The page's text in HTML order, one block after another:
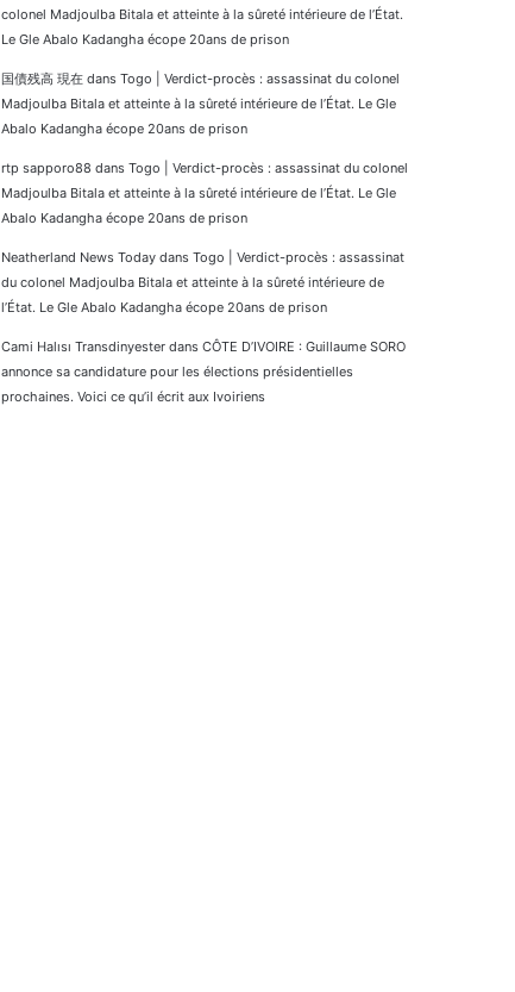
colonel Madjoulba Bitala et atteinte à la sûreté intérieure de l’État.
Le Gle Abalo Kadangha écope 20ans de prison
国債残高 現在 dans Togo | Verdict-procès : assassinat du colonel
Madjoulba Bitala et atteinte à la sûreté intérieure de l’État. Le Gle
Abalo Kadangha écope 20ans de prison
rtp sapporo88 dans Togo | Verdict-procès : assassinat du colonel
Madjoulba Bitala et atteinte à la sûreté intérieure de l’État. Le Gle
Abalo Kadangha écope 20ans de prison
Neatherland News Today dans Togo | Verdict-procès : assassinat
du colonel Madjoulba Bitala et atteinte à la sûreté intérieure de
l’État. Le Gle Abalo Kadangha écope 20ans de prison
Cami Halısı Transdinyester dans CÔTE D’IVOIRE : Guillaume SORO
annonce sa candidature pour les élections présidentielles
prochaines. Voici ce qu’il écrit aux Ivoiriens